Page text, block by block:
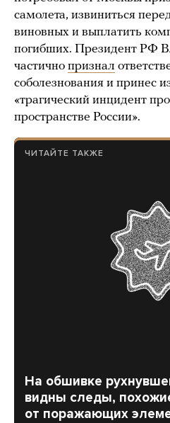
самолета, извиниться
виновных и выплатить
погибших. Президент РФ
частично признал
соболезнования и принес
«трагический инцидент
пространстве России».
ЧИТАЙТЕ ТАКЖЕ
На обшивке
видны следы,
от поражающих